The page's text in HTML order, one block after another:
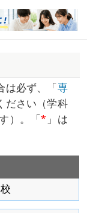
は必ず、「 専
ださい（学科
）。「* 」は